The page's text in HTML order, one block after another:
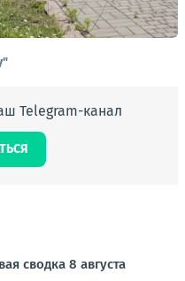
Telegram-канал
сводка 8 августа